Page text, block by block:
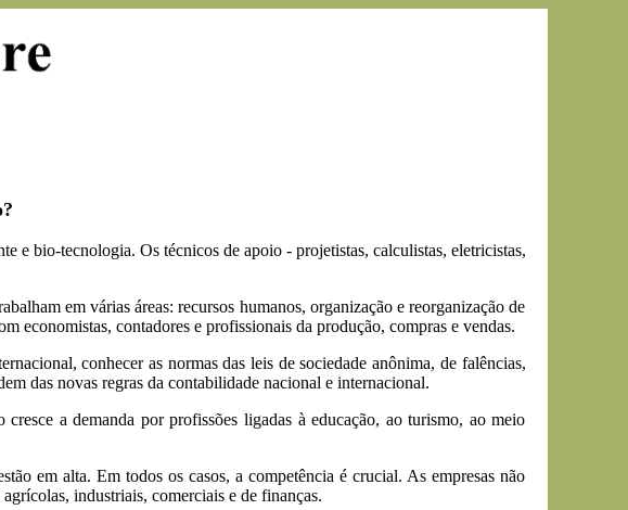
e bio-tecnologia. Os técnicos de apoio - projetistas, calculistas, eletricistas,
em várias áreas: recursos humanos, organização e reorganização de
economistas, contadores e profissionais da produção, compras e vendas.
conhecer as normas das leis de sociedade anônima, de falências,
das novas regras da contabilidade nacional e internacional.
a demanda por profissões ligadas à educação, ao turismo, ao meio
em alta. Em todos os casos, a competência é crucial. As empresas não
industriais, comerciais e de finanças.